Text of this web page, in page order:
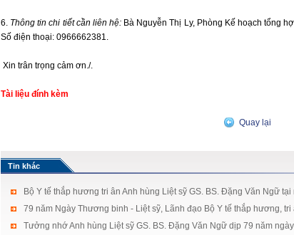
6. Thông tin chi tiết cần liên hệ:Bà Nguyễn Thị Ly, Phòng Kế hoạch tổng
Số điện thoại: 0966662381.
Xin trân trọng cảm ơn./.
Tài liệu đính kèm
Quay lại
Tin khác
Bộ Y tế thắp hương tri ân Anh hùng Liệt sỹ GS. BS. Đặng Văn Ngữ tại
79 năm Ngày Thương binh - Liệt sỹ, Lãnh đạo Bộ Y tế thắp hương,
Tưởng nhớ Anh hùng Liệt sỹ GS. BS. Đặng Văn Ngữ dịp 79 năm